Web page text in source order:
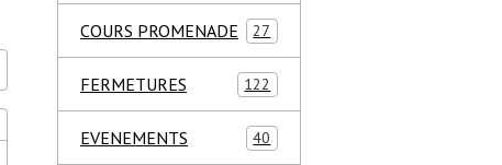
COURS PROMENADE 27
FERMETURES 122
EVENEMENTS 40